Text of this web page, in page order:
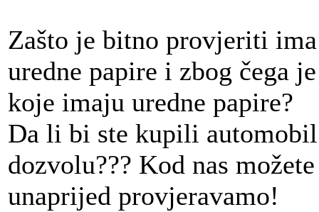
Zašto je bitno provjeriti
uredne papire i zbog čega
koje imaju uredne papire?
Da li bi ste kupili
dozvolu??? Kod nas
unaprijed provjeravamo!